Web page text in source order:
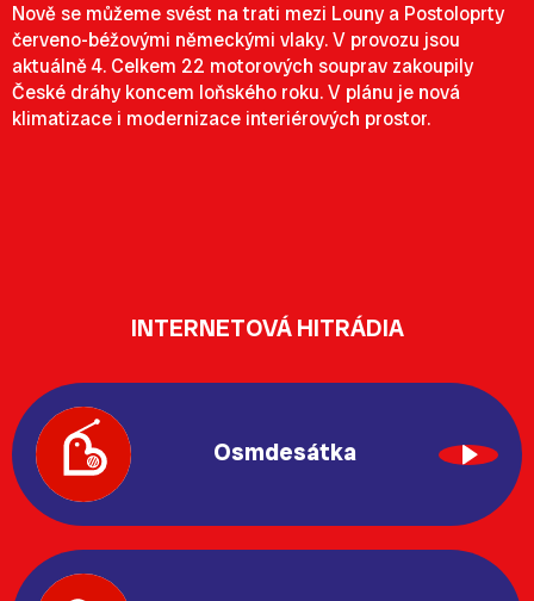
Nově se můžeme svést na trati mezi Louny a Postoloprty
červeno-béžovými německými vlaky. V provozu jsou
aktuálně 4. Celkem 22 motorových souprav zakoupily
České dráhy koncem loňského roku. V plánu je nová
klimatizace i modernizace interiérových prostor.
INTERNETOVÁ HITRÁDIA
Osmdesátka